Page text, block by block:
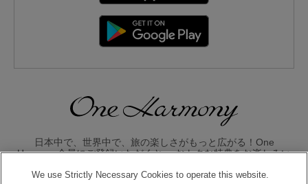
日本中で、世界中で、旅の楽しさがもっと広がる！One
Harmony会員にご登録いただくと、 おトクな特典をお楽しみい
We use Strictly Necessary Cookies to operate this website.